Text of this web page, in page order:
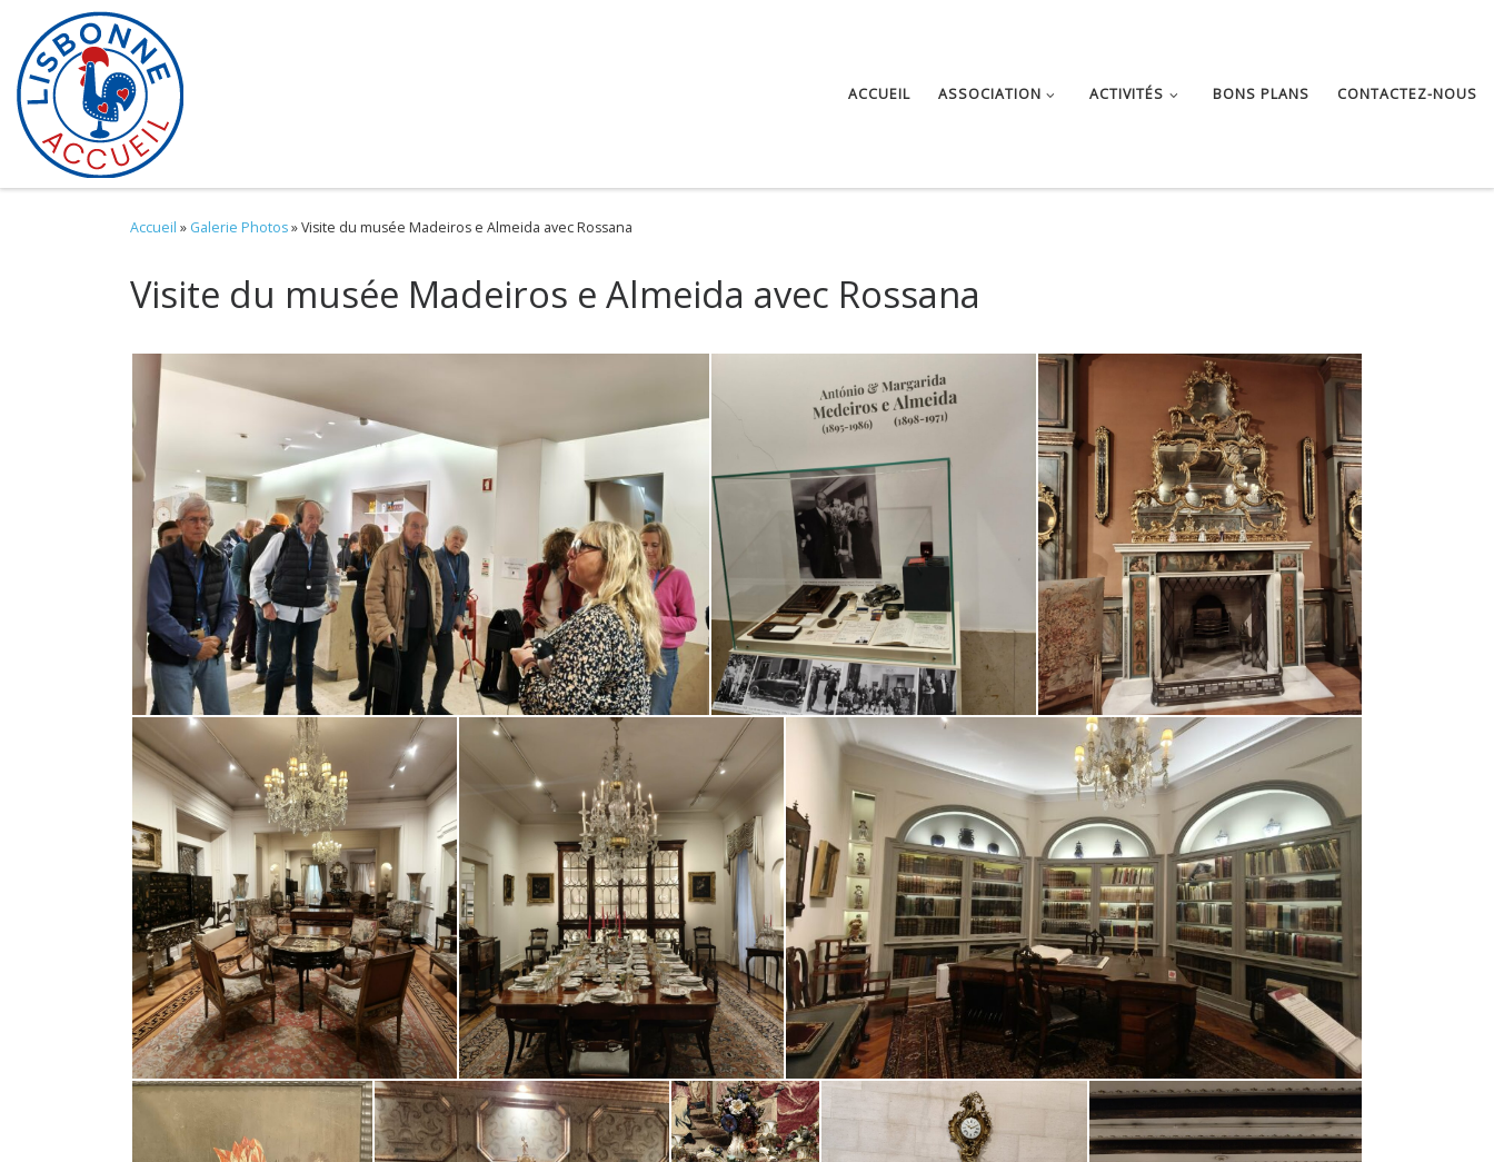
Skip to content
ACCUEIL ASSOCIATION ACTIVITÉS BONS PLANS CONTACTEZ-NOUS
Accueil » Galerie Photos»Visite du musée Madeiros e Almeida avec Rossana
Visite du musée Madeiros e Almeida avec Rossana